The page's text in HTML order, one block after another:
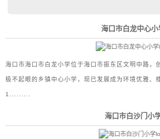
海口市白龙中心小
海口市海口市白龙小学位于海口市振东区文明中路，
极不起眼的乡镇中心小学，现已发展成为环境优雅、
1.........
海口市白沙门小